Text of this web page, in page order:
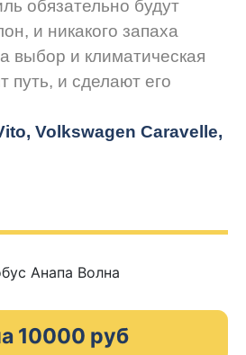
обязательно будут
и никакого запаха
выбор и климатическая
путь, и сделают его
Volkswagen Caravelle,
10000 руб